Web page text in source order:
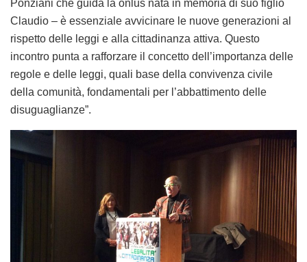
Ponziani che guida la onlus nata in memoria di suo figlio
Claudio – è essenziale avvicinare le nuove generazioni al
rispetto delle leggi e alla cittadinanza attiva. Questo
incontro punta a rafforzare il concetto dell’importanza delle
regole e delle leggi, quali base della convivenza civile
della comunità, fondamentali per l’abbattimento delle
disuguaglianze”.